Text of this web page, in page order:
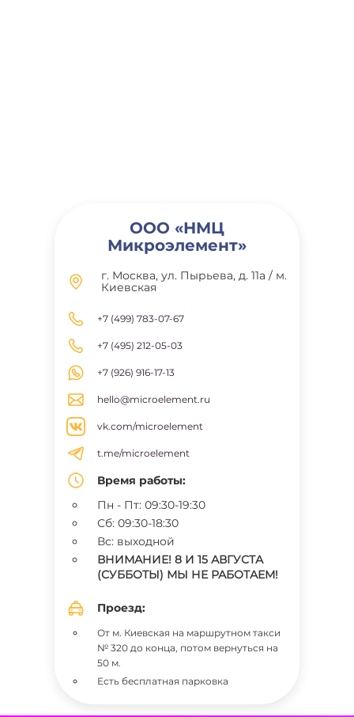
ООО «НМЦ
Микроэлемент»
г. Москва, ул. Пырьева, д. 11а / м.
Киевская
+7 (499) 783-07-67
+7 (495) 212-05-03
+7 (926) 916-17-13
hello@microelement.ru
vk.com/microelement
t.me/microelement
Время работы:
Пн - Пт: 09:30-19:30
Сб: 09:30-18:30
Вс: выходной
ВНИМАНИЕ! 8 И 15 АВГУСТА
(СУББОТЫ) МЫ НЕ РАБОТАЕМ!
Проезд:
От м. Киевская на маршрутном такси
№ 320 до конца, потом вернуться на
50 м.
Есть бесплатная парковка